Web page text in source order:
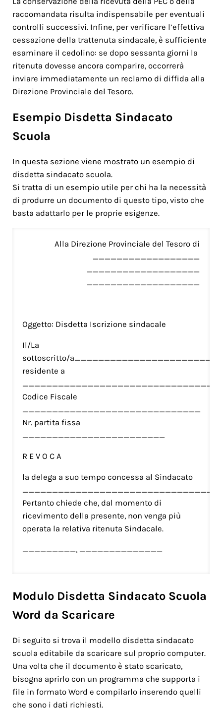
raccomandata risulta indispensabile per eventuali
controlli successivi. Infine, per verificare l’effettiva
cessazione della trattenuta sindacale, è sufficiente
esaminare il cedolino: se dopo sessanta giorni la
ritenuta dovesse ancora comparire, occorrerà
inviare immediatamente un reclamo di diffida alla
Direzione Provinciale del Tesoro.
Esempio Disdetta Sindacato
Scuola
In questa sezione viene mostrato un esempio di
disdetta sindacato scuola.
Si tratta di un esempio utile per chi ha la necessità
di produrre un documento di questo tipo, visto che
basta adattarlo per le proprie esigenze.
Alla Direzione Provinciale del Tesoro di
__________________
___________________
___________________
Oggetto: Disdetta Iscrizione sindacale
Il/La
sottoscritto/
residente a
Codice Fiscale
______________________________
Nr. partita fissa
________________________
R E V O C A
la delega a suo tempo concessa al Sindacato
Pertanto chiede che, dal momento di
ricevimento della presente, non venga più
operata la relativa ritenuta Sindacale.
_________, ______________
Modulo Disdetta Sindacato Scuola
Word da Scaricare
Di seguito si trova il modello disdetta sindacato
scuola editabile da scaricare sul proprio computer.
Una volta che il documento è stato scaricato,
bisogna aprirlo con un programma che supporta i
file in formato Word e compilarlo inserendo quelli
che sono i dati richiesti.